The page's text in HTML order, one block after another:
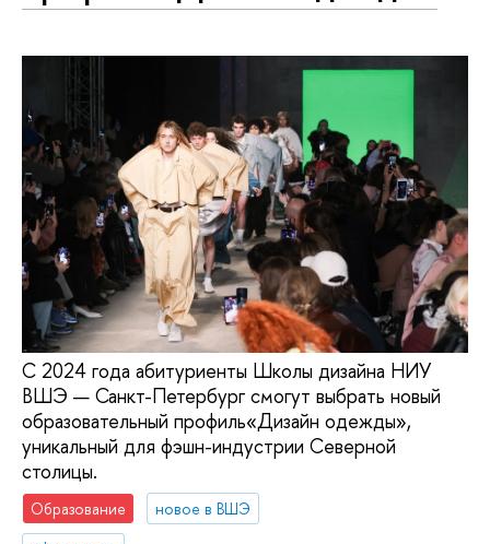
С 2024 года абитуриенты Школы дизайна НИУ
ВШЭ — Санкт-Петербург смогут выбрать новый
образовательный профиль«Дизайн одежды»,
уникальный для фэшн-индустрии Северной
столицы.
Образование
новое в ВШЭ